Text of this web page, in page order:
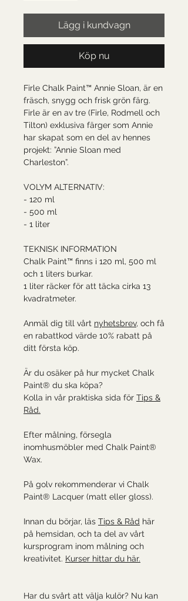
Lägg i kundvagn
Köp nu
Firle Chalk Paint™ Annie Sloan, är en
fräsch, snygg och frisk grön färg.
Firle är en av tre (Firle, Rodmell och
Tilton) exklusiva färger som Annie
har skapat som en del av hennes
projekt: ”Annie Sloan med
Charleston”.
VOLYM ALTERNATIV:
- 120 ml
- 500 ml
- 1 liter
TEKNISK INFORMATION
Chalk Paint™ finns i 120 ml, 500 ml
och 1 liters burkar.
1 liter räcker för att täcka cirka 13
kvadratmeter.
Anmäl dig till vårt nyhetsbrev, och få
en rabattkod värde 10% rabatt på
ditt första köp.
Är du osäker på hur mycket Chalk
Paint® du ska köpa?
Kolla in vår praktiska sida för Tips &
Råd.
Efter målning, försegla
inomhusmöbler med Chalk Paint®
Wax.
På golv rekommenderar vi Chalk
Paint® Lacquer (matt eller gloss).
Innan du börjar, läs Tips & Råd här
på hemsidan, och ta del av vårt
kursprogram inom målning och
kreativitet. Kurser hittar du här.
Har du svårt att välja kulör? Nu kan